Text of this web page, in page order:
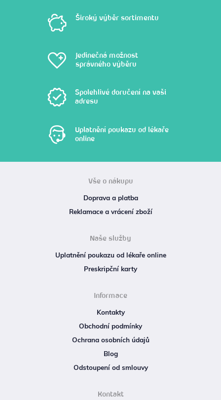
Široký výběr sortimentu
Jedinečná možnost
správného výběru
Spolehlivé doručení na vaši
adresu
Uplatnění poukazu od lékaře
online
Vše o nákupu
Doprava a platba
Reklamace a vrácení zboží
Naše služby
Uplatnění poukazu od lékaře online
Preskripční karty
Informace
Kontakty
Obchodní podmínky
Ochrana osobních údajů
Blog
Odstoupení od smlouvy
Kontakt